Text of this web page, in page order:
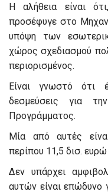
Η αλήθεια είναι
προσέφυγε στο
υπόψη των
χώρος σχεδιασμού
περιορισμένος.
Είναι γνωστό ότι
δεσμεύσεις για
Προγράμματος.
Μία από αυτές
περίπου 11,5 δισ.
Δεν υπάρχει
αυτών είναι επώδυνο